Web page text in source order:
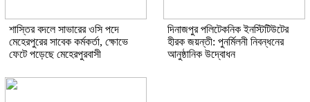
শাস্তির বদলে সাভারের ওসি পদে
মেহেরপুরের সাবেক কর্মকর্তা, ক্ষোভে
ফেটে পড়েছে মেহেরপুরবাসী
দিনাজপুর পলিটেকনিক ইনস্টিটিউটের
হীরক জয়ন্তী: পুনর্মিলনী নিবন্ধনের
আনুষ্ঠানিক উদ্বোধন